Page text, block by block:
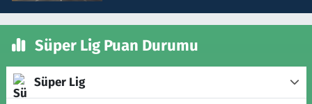
Süper Lig Puan Durumu
Süper Lig